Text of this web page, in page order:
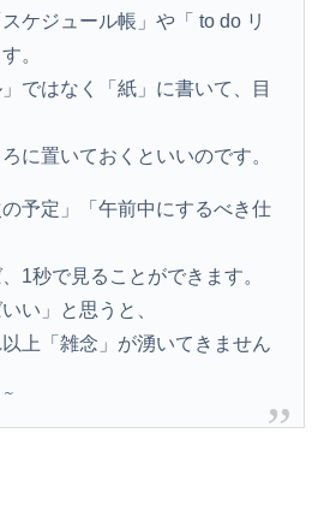
ケジュール帳」や「 to do リ
。
ではなく「紙」に書いて、目
に置いておくといいのです。
の予定」「午前中にするべき仕
1秒で見ることができます。
い」と思うと、
上「雑念」が湧いてきません